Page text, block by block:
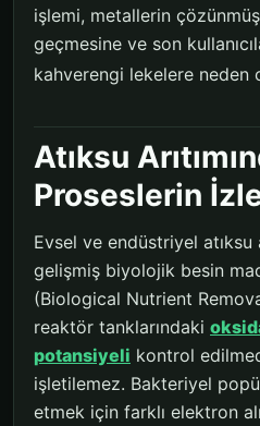
işlemi, metallerin
geçmesine ve son
kahverengi lekelere neden
Atıksu
Proseslerin
Evsel ve endüstriyel atıksu
gelişmiş biyolojik besin
(Biological Nutrient
reaktör tanklarındaki
potansiyeli kontrol
işletilemez. Bakteriyel
etmek için farklı elektron